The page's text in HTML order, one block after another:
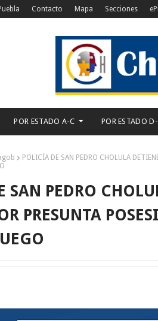
Contacto Mapa Secciones
POR ESTADO A-C POR ESTADO
POLICÍA DE SAN PEDRO CHOLULA
SAN PEDRO
PRESUNTA